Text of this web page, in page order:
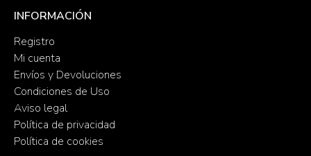
INFORMACIÓN
Registro
Mi cuenta
Envíos y Devoluciones
Condiciones de Uso
Aviso legal
Política de privacidad
Política de cookies